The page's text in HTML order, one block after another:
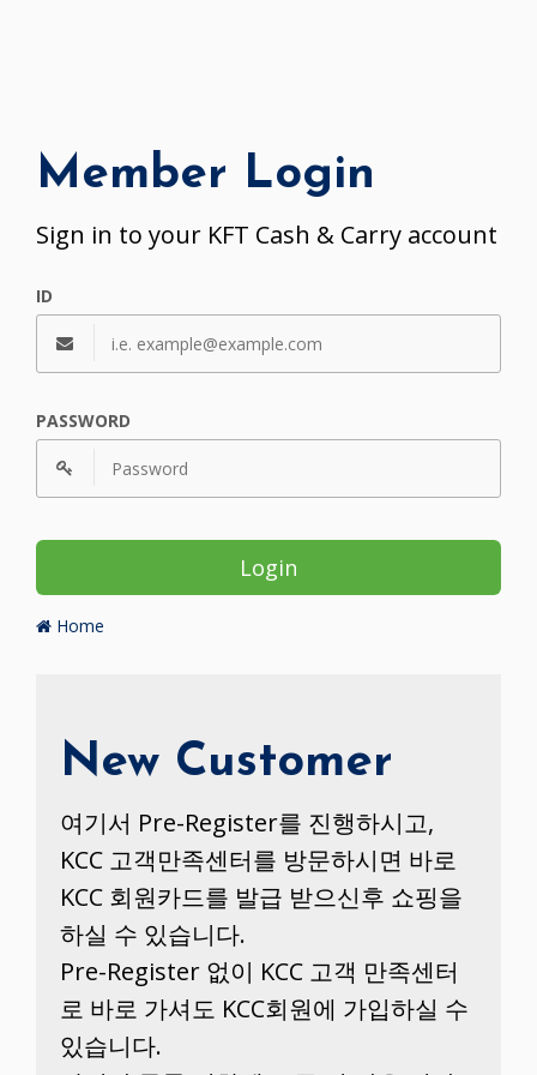
Member Login
Sign in to your KFT Cash & Carry account
ID
PASSWORD
Login
Home
New Customer
여기서 Pre-Register를 진행하시고,
KCC 고객만족센터를 방문하시면 바로
KCC 회원카드를 발급 받으신후 쇼핑을
하실 수 있습니다.
Pre-Register 없이 KCC 고객 만족센터
로 바로 가셔도 KCC회원에 가입하실 수
있습니다.